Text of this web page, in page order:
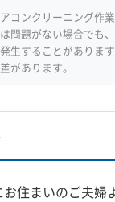
コンクリーニング作
問題がない場合でも
生することがありま
があります。
住まいのご夫婦